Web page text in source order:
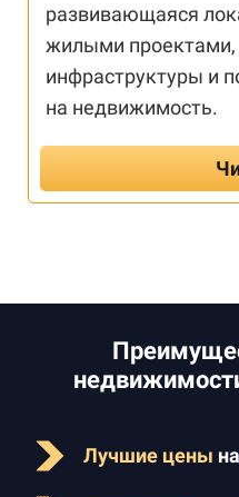
развивающаяся
жилыми
инфраструктуры и
на недвижимость.
Лучшие цены